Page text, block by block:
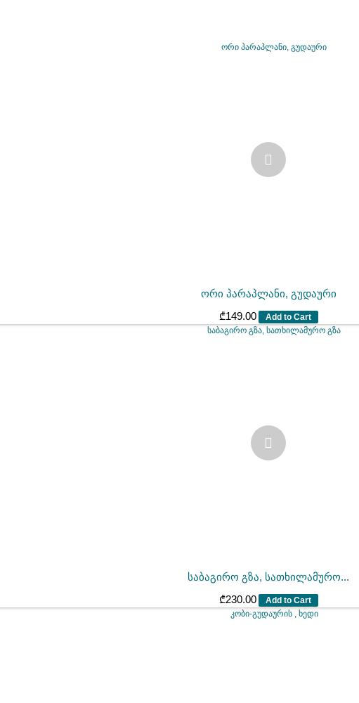
ორი პარაპლანი, გუდაური
₾149.00 Add to Cart
საბაგირო გზა, სათხილამურო...
₾230.00 Add to Cart